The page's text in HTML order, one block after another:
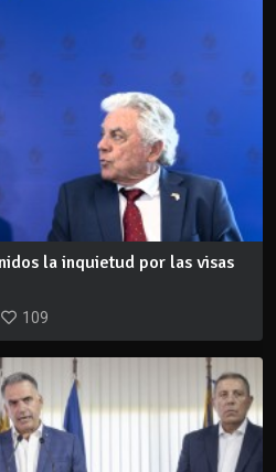
la inquietud por las visas
109